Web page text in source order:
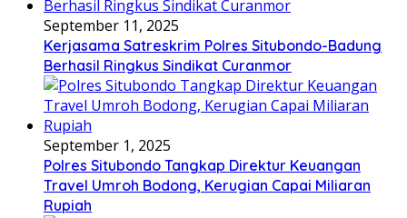
September 11, 2025
Kerjasama Satreskrim Polres Situbondo-Badung
Berhasil Ringkus Sindikat Curanmor
September 1, 2025
Polres Situbondo Tangkap Direktur Keuangan
Travel Umroh Bodong, Kerugian Capai Miliaran
Rupiah